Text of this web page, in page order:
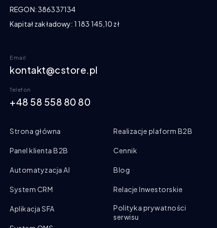
REGON: 386337134
Kapitał zakładowy: 1 183 145,10 zł
Email
kontakt@cstore.pl
Telefon
+48 58 558 80 80
Strona główna
Panel klienta B2B
Automatyzacja AI
System CRM
Aplikacja SFA
Realizacje plaform B2B
Cennik
Blog
Relacje Inwestorskie
Polityka prywatności
serwisu